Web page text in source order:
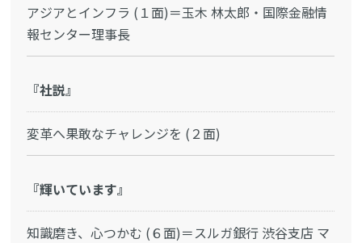
アジアとインフラ (１面)＝玉木 林太郎・国際金融情
報センター理事長
『社説』
変革へ果敢なチャレンジを (２面)
『輝いています』
知識磨き、心つかむ (６面)＝スルガ銀行 渋谷支店 マ